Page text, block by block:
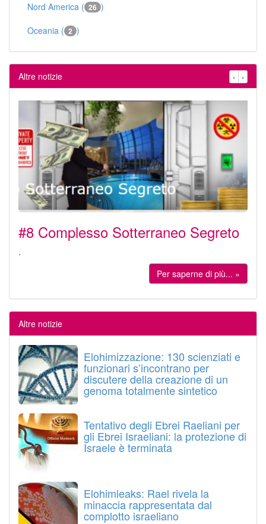
Nord America ( 26 )
Oceania ( 2 )
Altre notizie ‹ ›
#8 Complesso Sotterraneo Segreto
.
Per saperne di più... »
Altre notizie
Elohimizzazione: 130 scienziati e
funzionari s’incontrano per
discutere della creazione di un
genoma totalmente sintetico
Tentativo degli Ebrei Raeliani per
gli Ebrei Israeliani: la protezione di
Israele è terminata
Elohimleaks: Rael rivela la
minaccia rappresentata dal
complotto israeliano